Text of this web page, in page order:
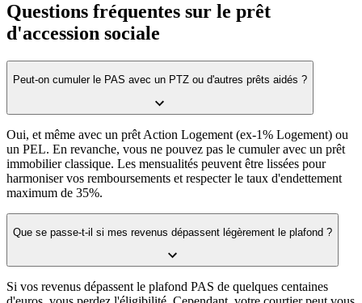
Questions fréquentes sur le prêt
d'accession sociale
Peut-on cumuler le PAS avec un PTZ ou d'autres prêts aidés ?
Oui, et même avec un prêt Action Logement (ex-1% Logement) ou
un PEL. En revanche, vous ne pouvez pas le cumuler avec un prêt
immobilier classique. Les mensualités peuvent être lissées pour
harmoniser vos remboursements et respecter le taux d'endettement
maximum de 35%.
Que se passe-t-il si mes revenus dépassent légèrement le plafond ?
Si vos revenus dépassent le plafond PAS de quelques centaines